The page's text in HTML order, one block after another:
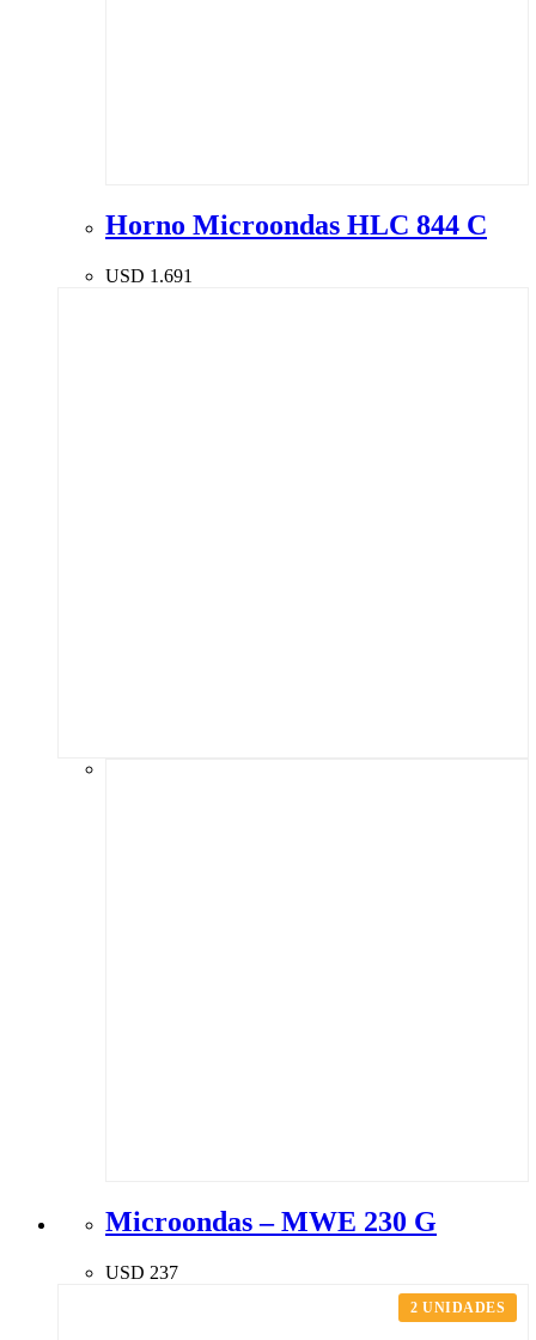
Horno Microondas HLC 844 C
USD 1.691
Microondas – MWE 230 G
USD 237
2 UNIDADES